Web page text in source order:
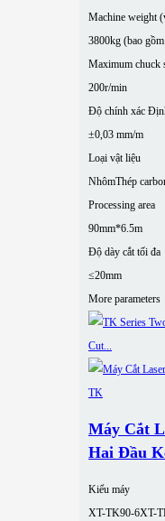
Machine weight
3800kg (bao
Maximum chuck
200r/min
Độ chính xác
±0,03 mm/m
Loại vật liệu
NhômThép
Processing area
90mm*6.5m
Độ dày cắt tối đa
≤20mm
More parameters
Máy Cắt
Hai Đầu
Kiểu máy
XT-TK90-6XT-